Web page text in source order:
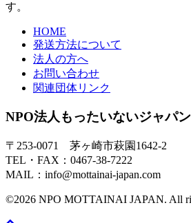
す。
HOME
発送方法について
法人の方へ
お問い合わせ
関連団体リンク
NPO法人もったいないジャパン
〒253-0071 茅ヶ崎市萩園1642-2
TEL・FAX：0467-38-7222
MAIL：info@mottainai-japan.com
©2026 NPO MOTTAINAI JAPAN. All